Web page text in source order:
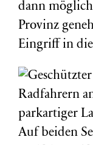
dann
Provinz
Eingriff in die
Auf beiden